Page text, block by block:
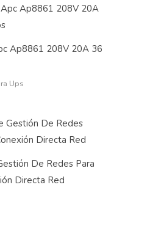
Ap8861 208V 20A 36
Ups
De Redes Para
Directa Red